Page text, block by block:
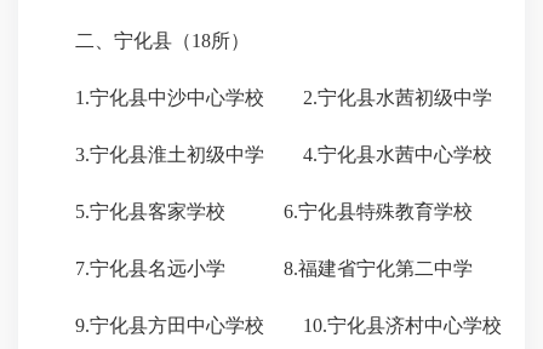
二、宁化县（18所）
1.宁化县中沙中心学校 2.宁化县水茜初级中学
3.宁化县淮土初级中学 4.宁化县水茜中心学校
5.宁化县客家学校 6.宁化县特殊教育学校
7.宁化县名远小学 8.福建省宁化第二中学
9.宁化县方田中心学校 10.宁化县济村中心学校